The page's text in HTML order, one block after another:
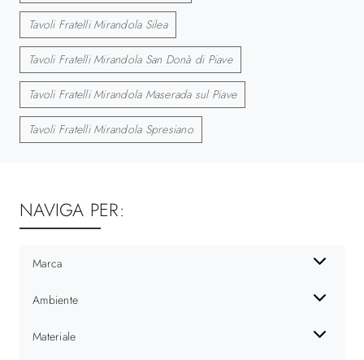
Tavoli Fratelli Mirandola Silea
Tavoli Fratelli Mirandola San Donà di Piave
Tavoli Fratelli Mirandola Maserada sul Piave
Tavoli Fratelli Mirandola Spresiano
NAVIGA PER:
Marca
Ambiente
Materiale